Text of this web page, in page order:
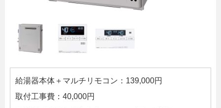
給湯器本体＋マルチリモコン：139,000円
取付工事費：40,000円